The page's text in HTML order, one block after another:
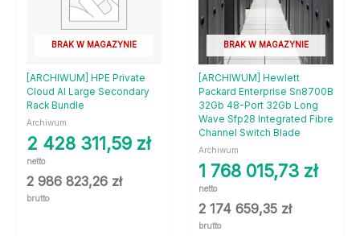
BRAK W MAGAZYNIE
[ARCHIWUM] HPE Private
Cloud AI Large Secondary
Rack Bundle
Archiwum
2 428 311,59 zł
netto
2 986 823,26 zł
brutto
BRAK W MAGAZYNIE
[ARCHIWUM] Hewlett
Packard Enterprise Sn8700B
32Gb 48-Port 32Gb Long
Wave Sfp28 Integrated Fibre
Channel Switch Blade
Archiwum
1 768 015,73 zł
netto
2 174 659,35 zł
brutto